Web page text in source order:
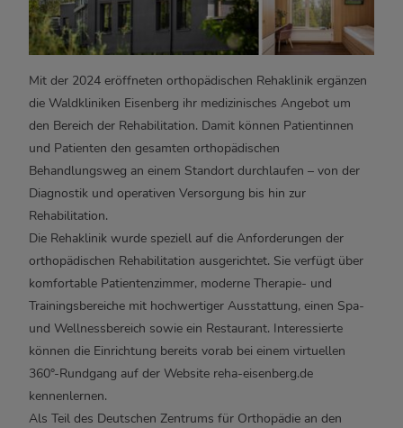
Mit der 2024 eröffneten orthopädischen Rehaklinik ergänzen
die Waldkliniken Eisenberg ihr medizinisches Angebot um
den Bereich der Rehabilitation. Damit können Patientinnen
und Patienten den gesamten orthopädischen
Behandlungsweg an einem Standort durchlaufen – von der
Diagnostik und operativen Versorgung bis hin zur
Rehabilitation.
Die Rehaklinik wurde speziell auf die Anforderungen der
orthopädischen Rehabilitation ausgerichtet. Sie verfügt über
komfortable Patientenzimmer, moderne Therapie- und
Trainingsbereiche mit hochwertiger Ausstattung, einen Spa-
und Wellnessbereich sowie ein Restaurant. Interessierte
können die Einrichtung bereits vorab bei einem virtuellen
360°-Rundgang auf der Website reha-eisenberg.de
kennenlernen.
Als Teil des Deutschen Zentrums für Orthopädie an den